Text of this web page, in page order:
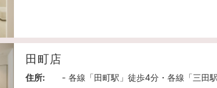
田町店
住所: - 各線「田町駅」徒歩4分・各線「三田